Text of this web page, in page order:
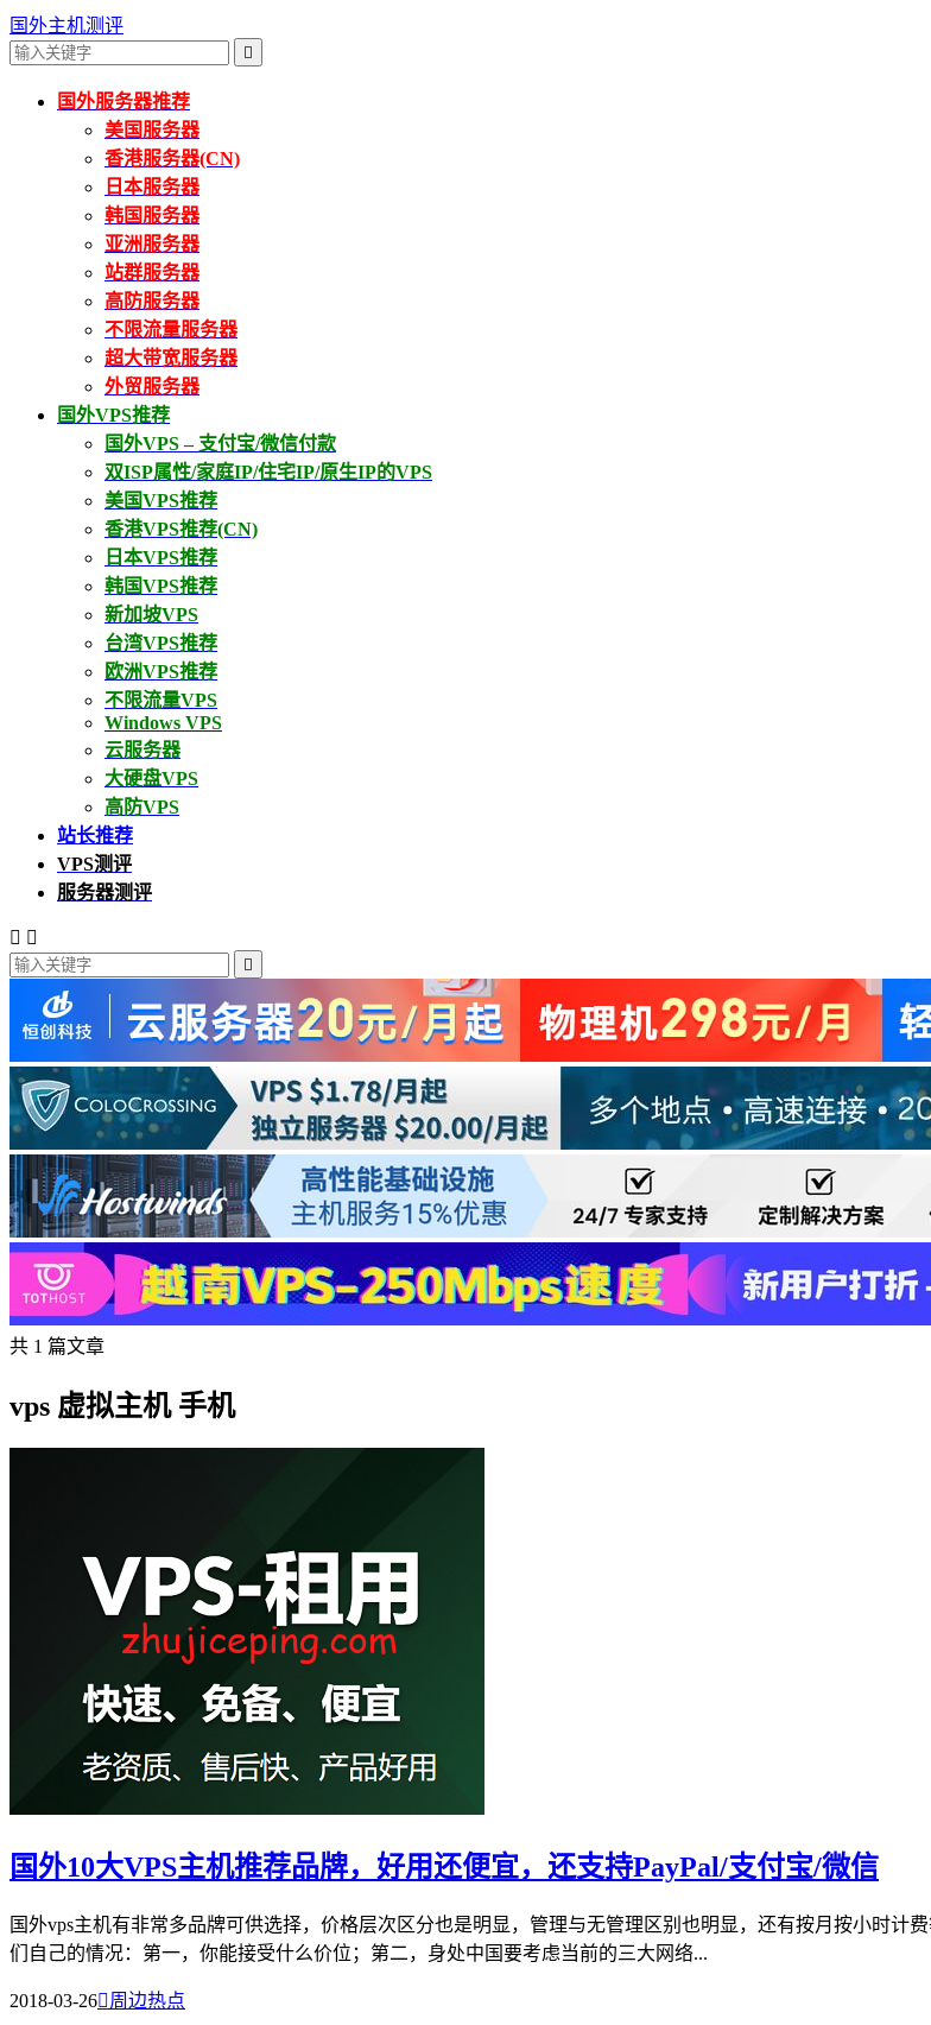
国外主机测评

国外服务器推荐
美国服务器
香港服务器(CN)
日本服务器
韩国服务器
亚洲服务器
站群服务器
高防服务器
不限流量服务器
超大带宽服务器
外贸服务器
国外VPS推荐
国外VPS – 支付宝/微信付款
双ISP属性/家庭IP/住宅IP/原生IP的VPS
美国VPS推荐
香港VPS推荐(CN)
日本VPS推荐
韩国VPS推荐
新加坡VPS
台湾VPS推荐
欧洲VPS推荐
不限流量VPS
Windows VPS
云服务器
大硬盘VPS
高防VPS
站长推荐
VPS测评
服务器测评
 

共 1 篇文章
vps 虚拟主机 手机
国外10大VPS主机推荐品牌，好用还便宜，还支持PayPal/支付宝/微信
国外vps主机有非常多品牌可供选择，价格层次区分也是明显，管理与无管理区别也明显，还有按月按小时
们自己的情况：第一，你能接受什么价位；第二，身处中国要考虑当前的三大网络...
2018-03-26周边热点